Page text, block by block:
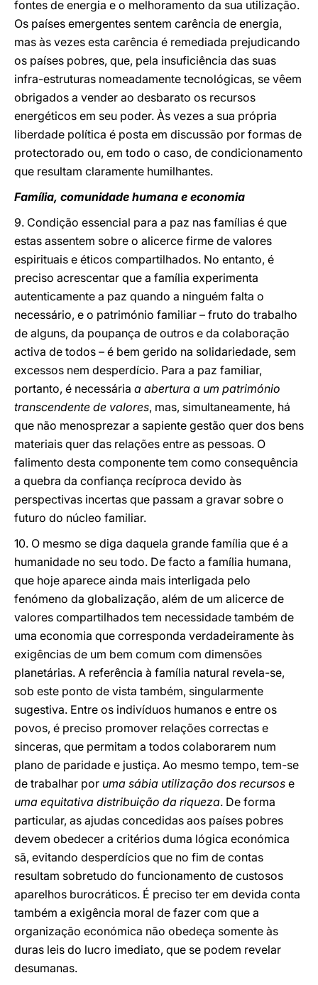
fontes de energia e o melhoramento da sua utilização.
Os países emergentes sentem carência de energia,
mas às vezes esta carência é remediada prejudicando
os países pobres, que, pela insuficiência das suas
infra-estruturas nomeadamente tecnológicas, se vêem
obrigados a vender ao desbarato os recursos
energéticos em seu poder. Às vezes a sua própria
liberdade política é posta em discussão por formas de
protectorado ou, em todo o caso, de condicionamento
que resultam claramente humilhantes.
Família, comunidade humana e economia
9. Condição essencial para a paz nas famílias é que
estas assentem sobre o alicerce firme de valores
espirituais e éticos compartilhados. No entanto, é
preciso acrescentar que a família experimenta
autenticamente a paz quando a ninguém falta o
necessário, e o património familiar – fruto do trabalho
de alguns, da poupança de outros e da colaboração
activa de todos – é bem gerido na solidariedade, sem
excessos nem desperdício. Para a paz familiar,
portanto, é necessária a abertura a um património
transcendente de valores, mas, simultaneamente, há
que não menosprezar a sapiente gestão quer dos bens
materiais quer das relações entre as pessoas. O
falimento desta componente tem como consequência
a quebra da confiança recíproca devido às
perspectivas incertas que passam a gravar sobre o
futuro do núcleo familiar.
10. O mesmo se diga daquela grande família que é a
humanidade no seu todo. De facto a família humana,
que hoje aparece ainda mais interligada pelo
fenómeno da globalização, além de um alicerce de
valores compartilhados tem necessidade também de
uma economia que corresponda verdadeiramente às
exigências de um bem comum com dimensões
planetárias. A referência à família natural revela-se,
sob este ponto de vista também, singularmente
sugestiva. Entre os indivíduos humanos e entre os
povos, é preciso promover relações correctas e
sinceras, que permitam a todos colaborarem num
plano de paridade e justiça. Ao mesmo tempo, tem-se
de trabalhar por uma sábia utilização dos recursos e
uma equitativa distribuição da riqueza. De forma
particular, as ajudas concedidas aos países pobres
devem obedecer a critérios duma lógica económica
sã, evitando desperdícios que no fim de contas
resultam sobretudo do funcionamento de custosos
aparelhos burocráticos. É preciso ter em devida conta
também a exigência moral de fazer com que a
organização económica não obedeça somente às
duras leis do lucro imediato, que se podem revelar
desumanas.